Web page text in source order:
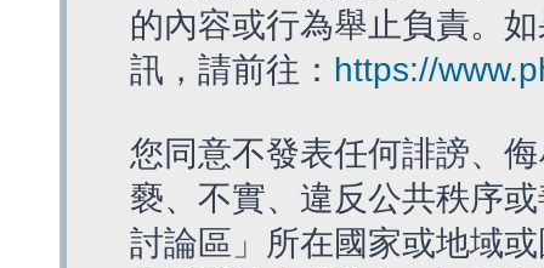
的內容或行為舉止負責。
訊，請前往： https://
您同意不發表任何誹謗、
褻、不實、違反公共秩序
討論區」所在國家或地域